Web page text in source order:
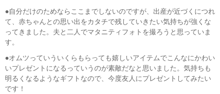
●自分だけのためならここまでしないのですが、出産が近づくにつれ
て、赤ちゃんとの思い出をカタチで残していきたい気持ちが強くな
ってきました。夫と二人でマタニティフォトを撮ろうと思っていま
す。
●オムツっていういくらもらっても嬉しいアイテムでこんなにかわい
いプレゼントになるっていうのが素敵だなと思いました。気持ちも
明るくなるようなギフトなので、今度友人にプレゼントしてみたい
です！